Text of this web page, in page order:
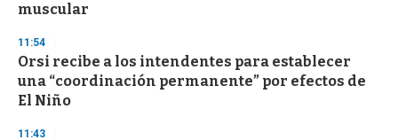
muscular
11:54
Orsi recibe a los intendentes para establecer
una “coordinación permanente” por efectos de
El Niño
11:43